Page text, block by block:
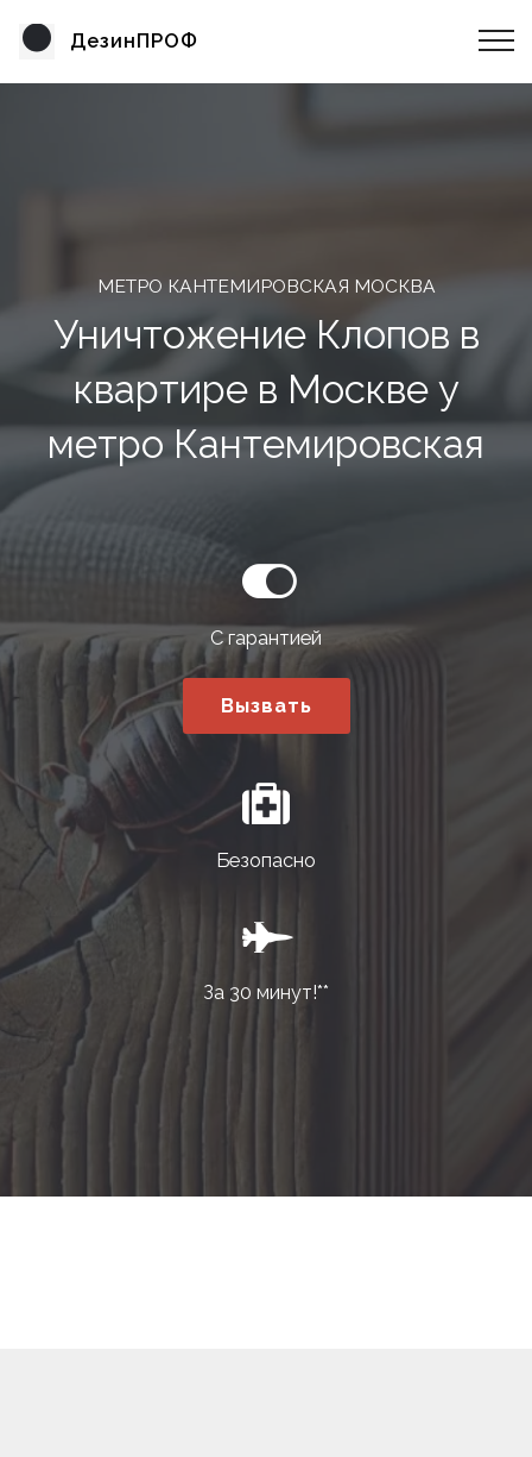
ДезинПРОФ
МЕТРО КАНТЕМИРОВСКАЯ МОСКВА
Уничтожение Клопов в
квартире в Москве у
метро Кантемировская
С гарантией
Вызвать
Безопасно
За 30 минут!**